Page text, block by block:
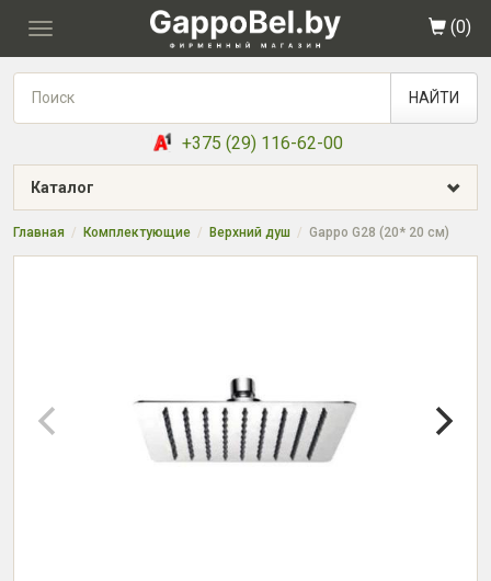
Toggle
(0)
НАЙТИ
+375 (29) 116-62-00
Каталог
Главная Комплектующие Верхний душ Gappo G28 (20* 20 см)